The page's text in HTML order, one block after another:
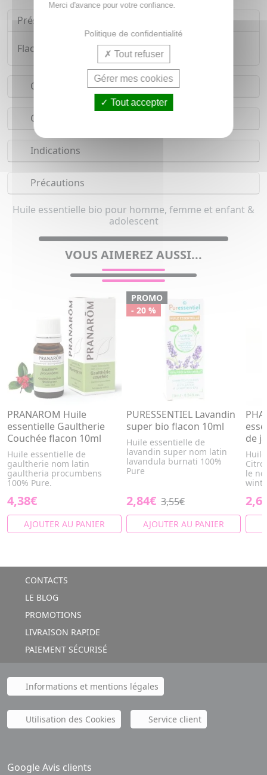
Présentation
Flacon de 10ml d'huile essentielle 100% pure
Conseils d'utilisation
Composition
Indications
Précautions
Huile essentielle bio pour homme, femme et enfant &
adolescent
VOUS AIMEREZ AUSSI...
PRANAROM Huile
essentielle Gaultherie
Couchée flacon 10ml
Huile essentielle de
gaultherie nom latin
gaultheria procumbens
100% Pure.
4,38€
AJOUTER AU PANIER
PROMO
- 20 %
PURESSENTIEL Lavandin
super bio flacon 10ml
Huile essentielle de
lavandin super nom latin
lavandula burnati 100%
Pure
2,84€ 3,55€
AJOUTER AU PANIER
de
le
CONTACTS
LE BLOG
PROMOTIONS
LIVRAISON RAPIDE
PAIEMENT SÉCURISÉ
Informations et mentions légales
Utilisation des Cookies Service client
Google Avis clients
Merci d'avance pour votre confiance.
Politique de confidentialité
Tout refuser
Gérer mes cookies
Tout accepter